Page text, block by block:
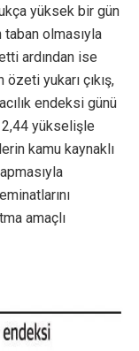
yüksek bir gün
taban olmasıyla
ardından ise
yukarı çıkış,
endeksi günü
yükselişle
kamu kaynaklı
amaçlı